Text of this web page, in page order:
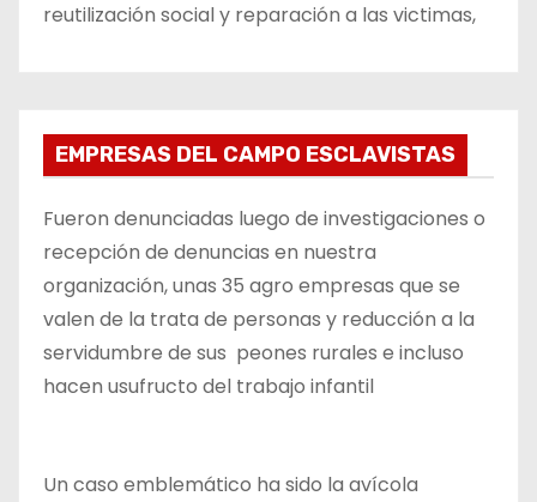
reutilización social y reparación a las victimas,
EMPRESAS DEL CAMPO ESCLAVISTAS
Fueron denunciadas luego de investigaciones o
recepción de denuncias en nuestra
organización, unas 35 agro empresas que se
valen de la trata de personas y reducción a la
servidumbre de sus peones rurales e incluso
hacen usufructo del trabajo infantil
Un caso emblemático ha sido la avícola